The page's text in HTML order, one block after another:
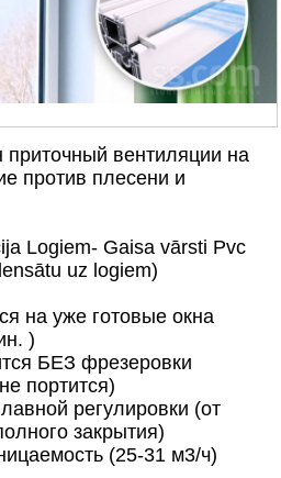
приточный вентиляции на
против плесени и
Logiem- Gaisa vārsti Pvc
uz logiem)
на уже готовые окна
)
БЕЗ фрезеровки
портится)
регулировки (от
закрытия)
(25-31 м3/ч)